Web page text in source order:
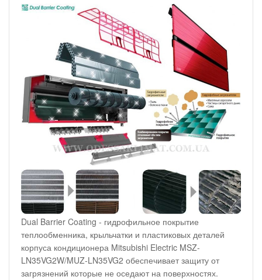
Dual Barrier Coating - гидрофильное покрытие
теплообменника, крыльчатки и пластиковых деталей
корпуса кондиционера Mitsubishi Electric MSZ-
LN35VG2W/MUZ-LN35VG2 обеспечивает защиту от
загрязнений которые не оседают на поверхностях.